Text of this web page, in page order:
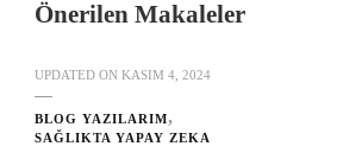
Önerilen Makaleler
UPDATED ON KASIM 4, 2024
BLOG YAZILARIM
SAĞLIKTA YAPAY ZEKA